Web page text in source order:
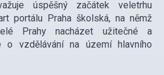
úspěšný začátek veletrhu
portálu Praha školská, na němž
Prahy nacházet užitečné a
o vzdělávání na území hlavního